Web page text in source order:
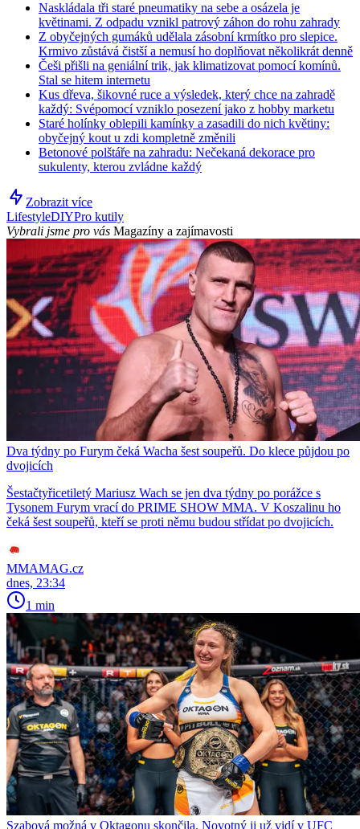
Naskládala tři staré pneumatiky na sebe a osázela je
květinami. Z odpadu vznikl patrový záhon do rohu zahrady
Z obyčejných gumáků udělala zásobní krmítko pro slepice.
Krmivo zůstává čistší a nemusí ho doplňovat několikrát denně
Češi přišli na geniální trik, jak klimatizovat pomocí komínů.
Stal se hitem internetu
Kus dřeva, šikovné ruce a výsledek, který chce na zahradě
každý: Svépomocí vzniklo posezení jako z hobby marketu
Staré holínky oblepili kamínky a zasadili do nich květiny:
obyčejný kout u zdi kompletně změnili
Betonové polštáře na zahradu: Nečekaná dekorace pro
sukulenty, kterou zvládne každý
Zobrazit více
LifestyleDIYPro kutily
Vybrali jsme pro vás Magazíny a zajímavosti
Dva týdny po Furym čeká Wacha šest soupeřů. Do klece půjdou po
dvojicích
Šestačtyřicetiletý Mariusz Wach se jen dva týdny po porážce s
Tysonem Furym vrací do PRIME SHOW MMA. V Koszalinu ho
čeká šest soupeřů, kteří se proti němu budou střídat po dvojicích.
MMAMAG.cz
dnes, 23:34
1 min
Szabová možná v Oktagonu skončila. Novotný ji už vidí v UFC